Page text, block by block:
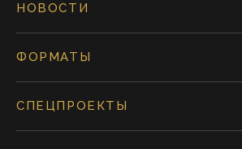
НОВОСТИ
ФОРМАТЫ
СПЕЦПРОЕКТЫ